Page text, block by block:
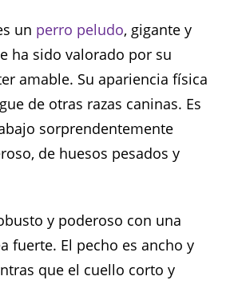
un perro peludo, gigante y
ha sido valorado por su
amable. Su apariencia física
de otras razas caninas. Es
sorprendentemente
de huesos pesados y
y poderoso con una
fuerte. El pecho es ancho y
que el cuello corto y